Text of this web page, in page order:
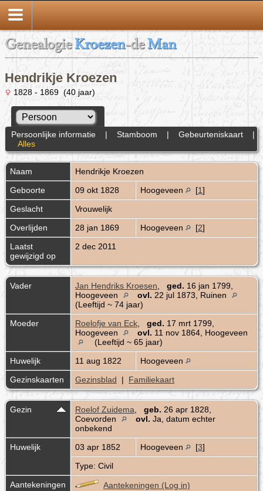
GenealogieKroezen-deMan
Hendrikje Kroezen
1828 - 1869 (40 jaar)
Persoonlijke informatie | Stamboom | Gebeurteniskaart|
Alles
Naam Hendrikje Kroezen
Geboorte
09 okt 1828 Hoogeveen [1]
Geslacht
Vrouwelijk
Overlijden
28 jan 1869 Hoogeveen [2]
Laatst
gewijzigd op
2 dec 2011
Vader Jan Hendriks Kroesen ged. 16 jan 1799,
Hoogeveen
ovl. 22 jul 1873, Ruinen
(Leeftijd ~ 74 jaar)
Moeder
Roelofje van Eck ged. 17 mrt 1799,
Hoogeveen
ovl. 11 nov 1864, Hoogeveen
(Leeftijd ~ 65 jaar)
Huwelijk
11 aug 1822
Hoogeveen
Gezinskaarten
Gezinsblad | Familiekaart
Gezin Roelof Zuidema geb. 26 apr 1828,
Coevorden
ovl. Ja, datum echter
onbekend
Huwelijk
03 apr 1852 Hoogeveen [3]
Type: Civil
Aantekeningen
Aantekeningen (Log in)